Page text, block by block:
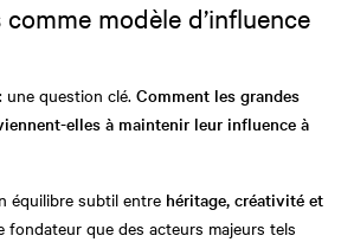
modèle d’influence
une question clé.Comment les grandes
elles à maintenir leur influence à
équilibre subtil entre héritage, créativité et
fondateur que des acteurs majeurs tels